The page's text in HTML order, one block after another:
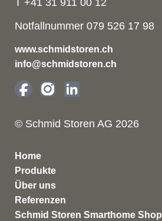
T +41 31 911 00 12
Notfallnummer 079 526 17 98
www.schmidstoren.ch
info@schmidstoren.ch
© Schmid Storen AG 2026
Home
Produkte
Über uns
Referenzen
Schmid Storen Smarthome Shop